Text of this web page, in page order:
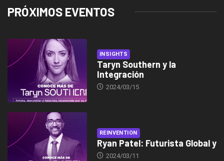
PRÓXIMOS EVENTOS
INSIGHTS
Taryn Southern y la
Integración
2024/03/15
REINVENTION
Ryan Patel: Futurista Global y
2024/03/11